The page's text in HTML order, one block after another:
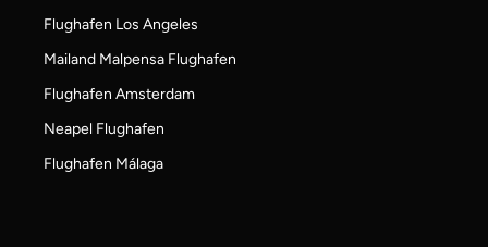
Flughafen Los Angeles
Mailand Malpensa Flughafen
Flughafen Amsterdam
Neapel Flughafen
Flughafen Málaga